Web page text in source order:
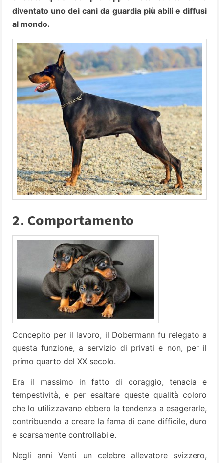
diventato uno dei cani da guardia più abili e diffusi
al mondo.
2. Comportamento
Concepito per il lavoro, il Dobermann fu relegato a
questa funzione, a servizio di privati e non, per il
primo quarto del XX secolo.
Era il massimo in fatto di coraggio, tenacia e
tempestività, e per esaltare queste qualità coloro
che lo utilizzavano ebbero la tendenza a esagerarle,
contribuendo a creare la fama di cane difficile, duro
e scarsamente controllabile.
Negli anni Venti un celebre allevatore svizzero,